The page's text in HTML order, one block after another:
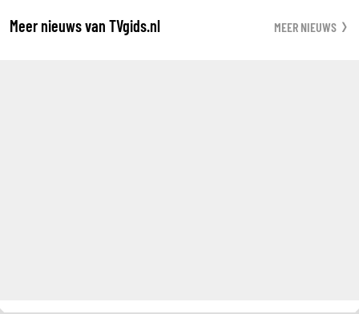
Meer nieuws van TVgids.nl MEER NIEUWS